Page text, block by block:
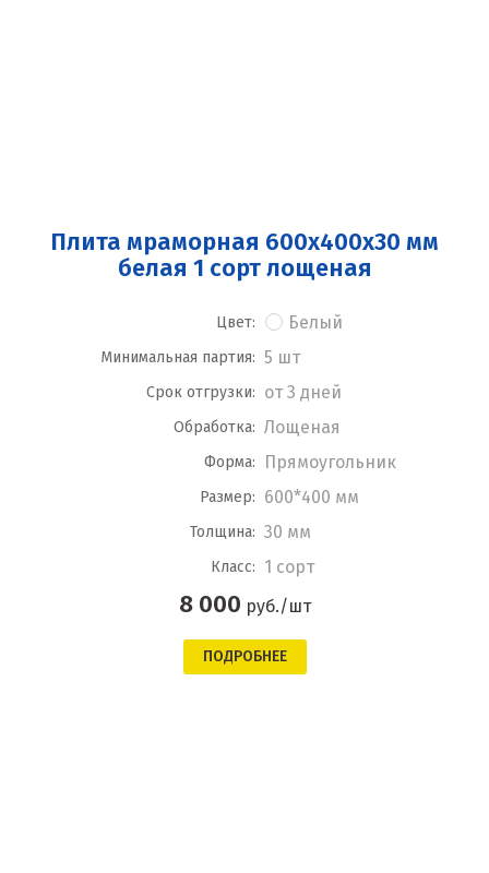
Плита мраморная 600x400x30 мм
белая 1 сорт лощеная
Цвет: Белый
Минимальная партия: 5 шт
Срок отгрузки: от 3 дней
Обработка: Лощеная
Форма: Прямоугольник
Размер: 600*400 мм
Толщина: 30 мм
Класс: 1 сорт
8 000 руб./шт
ПОДРОБНЕЕ